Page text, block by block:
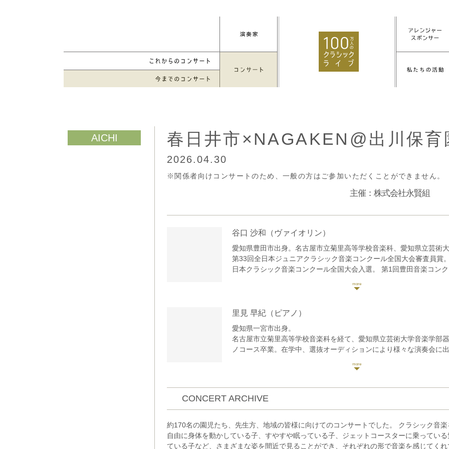
春日井市×NAGAKEN@出川保育
2026.04.30
※関係者向けコンサートのため、一般の方はご参加いただくことができません。
主催：株式会社永賢組
谷口 沙和 （ヴァイオリン）
愛知県豊田市出身。名古屋市立菊里高等学校音楽科、愛知県立芸術
第33回全日本ジュニアクラシック音楽コンクール全国大会審査員賞
日本クラシック音楽コンクール全国大会入選。 第1回豊田音楽コン
ターを務め「音楽のそばにあるもの」を開催。愛知県名誉県民顕彰
ぽいハムレット」本編音楽のヴァイオリン演奏を担当。
これまでにヴァイオリンを鳥居愛子、平田文、植村太郎、フェデリ
ィーニに師事。
令和6年度、豊田市文化振興財団より豊田文化新人賞を受賞。 同年
中心に演奏活動を活発に行う。
里見 早紀 （ピアノ）
愛知県一宮市出身。
名古屋市立菊里高等学校音楽科を経て、愛知県立芸術大学音楽学部
ノコース卒業。在学中、選抜オーディションにより様々な演奏会に
第31回日本ピアノ教育連盟ピアノオーディション全国大会優秀賞(最
ON music project主催リレーコンサートVol.118「燈-ともしび-」、
ー里見早紀「音に想いをのせて歩むコンサート」にてソロリサイタ
現在 東海地方を中心にソロ、デュオ、室内楽など幅広く演奏活動を
幼稚園や保育園、学校、特別支援学校、介護施設、こども食堂、子
ー、カフェ、商業施設などでも積極的に演奏をお届けしている。
CONCERT ARCHIVE
約170名の園児たち、先生方、地域の皆様に向けてのコンサートでした。 クラシック音
自由に身体を動かしている子、すやすや眠っている子、ジェットコースターに乗ってい
ている子など、さまざまな姿を間近で見ることができ、それぞれの形で音楽を感じてく